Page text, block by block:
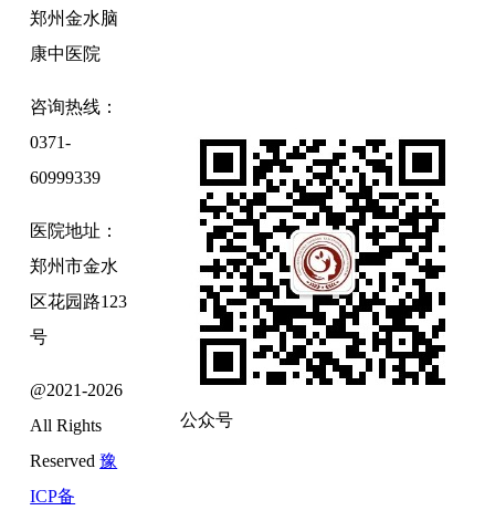
郑州金水脑
康中医院
咨询热线：
0371-
60999339
医院地址：
郑州市金水
区花园路123
号
@2021-2026
All Rights
Reserved豫
ICP备
公众号